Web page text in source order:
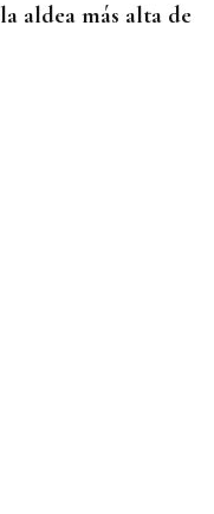
aldea más alta de